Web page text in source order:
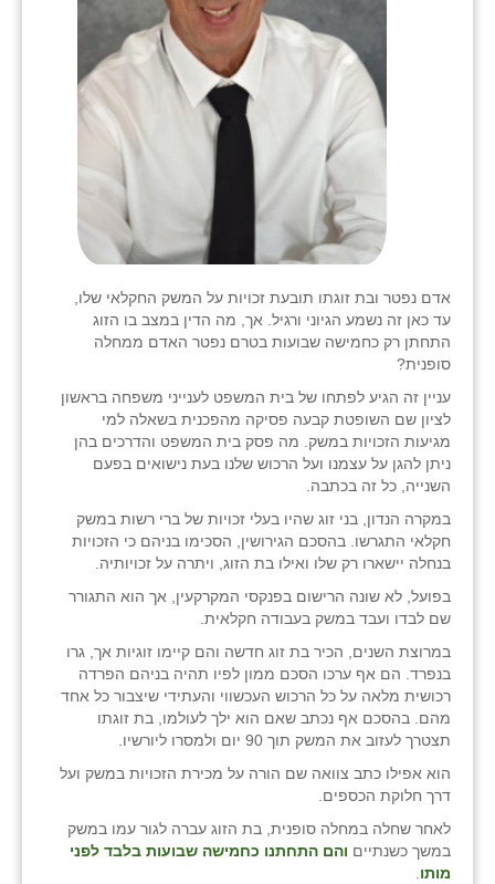
אדם נפטר ובת זוגתו תובעת זכויות על המשק החקלאי שלו,
עד כאן זה נשמע הגיוני ורגיל. אך, מה הדין במצב בו הזוג
התחתן רק כחמישה שבועות בטרם נפטר האדם ממחלה
סופנית?
עניין זה הגיע לפתחו של בית המשפט לענייני משפחה בראשון
לציון שם השופטת קבעה פסיקה מהפכנית בשאלה למי
מגיעות הזכויות במשק. מה פסק בית המשפט והדרכים בהן
ניתן להגן על עצמנו ועל הרכוש שלנו בעת נישואים בפעם
השנייה, כל זה בכתבה.
במקרה הנדון, בני זוג שהיו בעלי זכויות של ברי רשות במשק
חקלאי התגרשו. בהסכם הגירושין, הסכימו בניהם כי הזכויות
בנחלה יישארו רק שלו ואילו בת הזוג, ויתרה על זכויותיה.
בפועל, לא שונה הרישום בפנקסי המקרקעין, אך הוא התגורר
שם לבדו ועבד במשק בעבודה חקלאית.
במרוצת השנים, הכיר בת זוג חדשה והם קיימו זוגיות אך, גרו
בנפרד. הם אף ערכו הסכם ממון לפיו תהיה בניהם הפרדה
רכושית מלאה על כל הרכוש העכשווי והעתידי שיצבור כל אחד
מהם. בהסכם אף נכתב שאם הוא ילך לעולמו, בת זוגתו
תצטרך לעזוב את המשק תוך 90 יום ולמסרו ליורשיו.
הוא אפילו כתב צוואה שם הורה על מכירת הזכויות במשק ועל
דרך חלוקת הכספים.
לאחר שחלה במחלה סופנית, בת הזוג עברה לגור עמו במשק
במשך כשנתיים והם התחתנו כחמישה שבועות בלבד לפני
מותו.